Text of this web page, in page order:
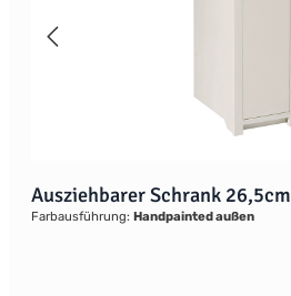
Ausziehbarer Schrank 26,5cm
Farbausführung: Handpainted außen